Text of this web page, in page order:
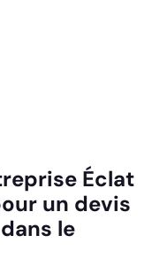
Éclat
un devis
le